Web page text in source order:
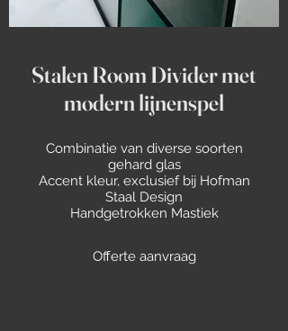
Stalen Room Divider met
modern lijnenspel
Combinatie van diverse soorten
gehard glas
Accent kleur, exclusief bij Hofman
Staal Design
Handgetrokken Mastiek
Offerte aanvraag